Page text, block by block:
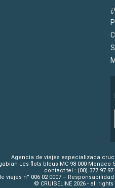
Agencia de viajes especializada
Les flots bleus MC 98 000 Monaco
contact tel : (00) 377 97 97
n° 006 02 0007 – Responsabilidad
© CRUISELINE 2026 - all